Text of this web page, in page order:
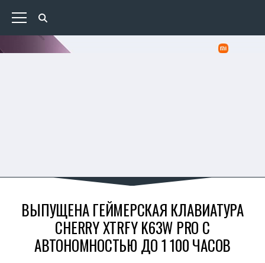
ВЫПУЩЕНА ГЕЙМЕРСКАЯ КЛАВИАТУРА
CHERRY XTRFY K63W PRO С
АВТОНОМНОСТЬЮ ДО 1 100 ЧАСОВ